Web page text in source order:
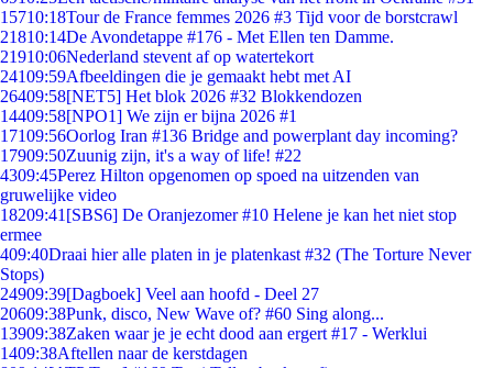
15710:18Tour de France femmes 2026 #3 Tijd voor de borstcrawl
21810:14De Avondetappe #176 - Met Ellen ten Damme.
21910:06Nederland stevent af op watertekort
24109:59Afbeeldingen die je gemaakt hebt met AI
26409:58[NET5] Het blok 2026 #32 Blokkendozen
14409:58[NPO1] We zijn er bijna 2026 #1
17109:56Oorlog Iran #136 Bridge and powerplant day incoming?
17909:50Zuunig zijn, it's a way of life! #22
4309:45Perez Hilton opgenomen op spoed na uitzenden van
gruwelijke video
18209:41 [SBS6] De Oranjezomer #10 Helene je kan het niet stop
ermee
409:40Draai hier alle platen in je platenkast #32 (The Torture Never
Stops)
24909:39[Dagboek] Veel aan hoofd - Deel 27
20609:38Punk, disco, New Wave of? #60 Sing along...
13909:38Zaken waar je je echt dood aan ergert #17 - Werklui
1409:38Aftellen naar de kerstdagen